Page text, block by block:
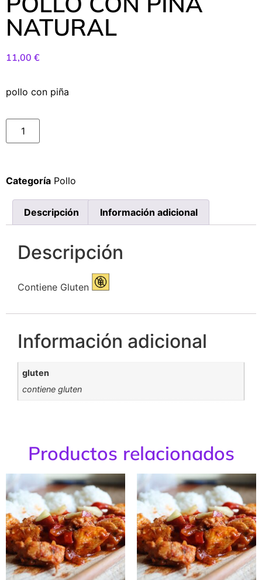
NATURAL
11,00 €
pollo con piña
Categoría Pollo
Descripción Información adicional
Descripción
Contiene Gluten
Información adicional
gluten
contiene gluten
Productos relacionados